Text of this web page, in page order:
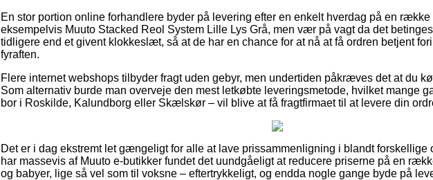
En stor portion online forhandlere byder på levering efter en enkelt hverdag på en række
eksempelvis Muuto Stacked Reol System Lille Lys Grå, men vær på vagt da det
tidligere end et givent klokkeslæt, så at de har en chance for at nå at få ordren betjent
fyraften.
Flere internet webshops tilbyder fragt uden gebyr, men undertiden påkræves det at du
Som alternativ burde man overveje den mest letkøbte leveringsmetode, hvilket mange
bor i Roskilde, Kalundborg eller Skælskør – vil blive at få fragtfirmaet til at levere din
Det er i dag ekstremt let gængeligt for alle at lave prissammenligning i blandt forskellige
har massevis af Muuto e-butikker fundet det uundgåeligt at reducere priserne på en
og babyer, lige så vel som til voksne – eftertrykkeligt, og endda nogle gange byde på